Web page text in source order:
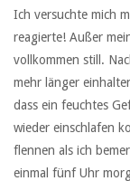
Ich versuchte mich
reagierte! Außer
vollkommen still.
mehr länger
dass ein feuchtes
wieder einschlafen
flennen als ich
einmal fünf Uhr